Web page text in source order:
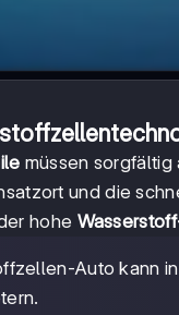
müssen
und die
hohe
Auto kann